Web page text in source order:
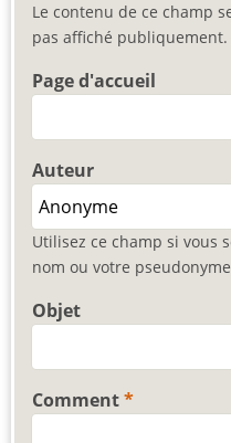
Le contenu de ce champ
pas affiché publiquement.
Page d'accueil
Auteur
Utilisez ce champ si vous
nom ou votre
Objet
Comment